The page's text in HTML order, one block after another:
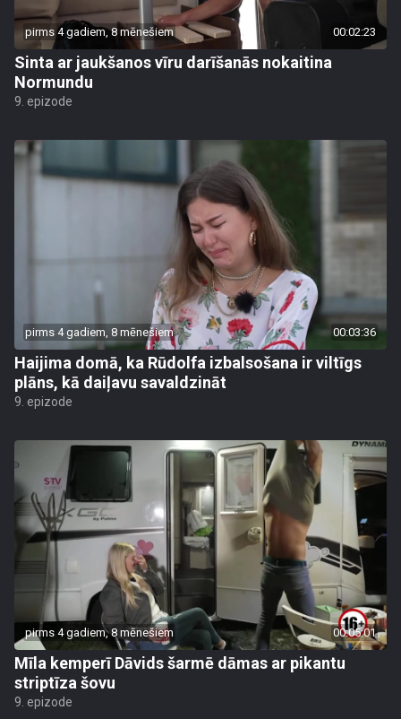
pirms 4 gadiem, 8 mēnešiem 00:02:23
Sinta ar jaukšanos vīru darīšanās nokaitina
Normundu
9. epizode
pirms 4 gadiem, 8 mēnešiem 00:03:36
Haijima domā, ka Rūdolfa izbalsošana ir viltīgs
plāns, kā daiļavu savaldzināt
9. epizode
pirms 4 gadiem, 8 mēnešiem 00:05:01
Mīla kemperī Dāvids šarmē dāmas ar pikantu
striptīza šovu
9. epizode